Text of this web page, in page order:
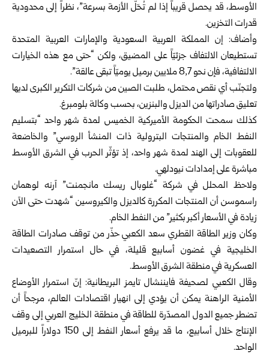
الأوسط، قد يحصل قريباً إذا لم تُحَلّ الأزمة بسرعة”، نظراً إلى محدودية
قدرات التخزين.
وأضاف: إن المملكة العربية السعودية والإمارات العربية المتحدة
تستطيعان الالتفاف جزئيّاً على المضيق، ولكن “حتى مع هذه الخيارات
الالتفافية، فإن نحو 8,7 ملايين برميل يوميّاً تبقى عالقة”.
ولتجنّب أي نقص محتمل، طلبت الصين من شركات التكرير الكبرى لديها
تعليق صادراتها من الديزل والبنزين، بحسب وكالة بلومبرغ.
كذلك سمحت الحكومة الأميركية الخميس لمدة شهر واحد “بتسليم
النفط الخام والمنتجات البترولية ذات المنشأ الروسي” والخاضعة
للعقوبات إلى الهند لمدة شهر واحد، إذ تؤثّر الحرب في الشرق الأوسط
مباشرة على إمدادات نيودلهي.
ولاحظ المحلل في شركة “غلوبال ريسك مانجمنت” آرنه لوهمان
راسموسن أن المنتجات المكررة كالديزل والكيروسين “شهدت حتى الآن
زيادة في الأسعار أكبر بكثير” من النفط الخام.
وكان وزير الطاقة القطري سعد الكعبي حذّر من توقف صادرات الطاقة
الخليجية في غضون أسابيع قليلة، في حال استمرار التصعيدات
العسكرية في منطقة الشرق الأوسط.
وقال الكعبي لصحيفة فايننشال تايمز البريطانية: إنّ استمرار الأوضاع
الأمنية الراهنة يمكن أن يؤدي إلى انهيار اقتصادات العالم، مرجحاً أن
تضطر جميع الدول المصدّرة للطاقة في منطقة الخليج العربي إلى وقف
الإنتاج خلال أسابيع، ما قد يرفع أسعار النفط إلى 150 دولاراً للبرميل
الواحد.